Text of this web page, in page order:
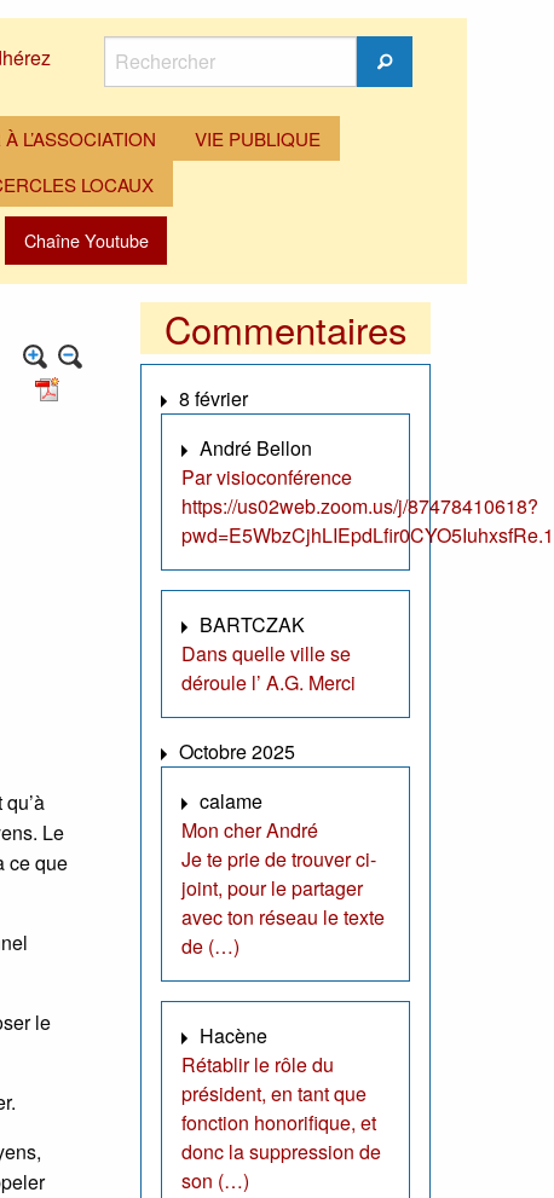
Rechercher
Rechercher
L’ASSOCIATION
VIE PUBLIQUE
LOCAUX
Chaîne Youtube
Le
ce que
le
Commentaires
8 février
André Bellon
Par visioconférence
https://us02web.zoom.us/j/87478410618?
BARTCZAK
Dans quelle ville se
déroule l’ A.G. Merci
Octobre 2025
calame
Mon cher André
Je te prie de trouver ci-
joint, pour le partager
avec ton réseau le texte
de (…)
Hacène
Rétablir le rôle du
président, en tant que
fonction honorifique, et
donc la suppression de
son (…)